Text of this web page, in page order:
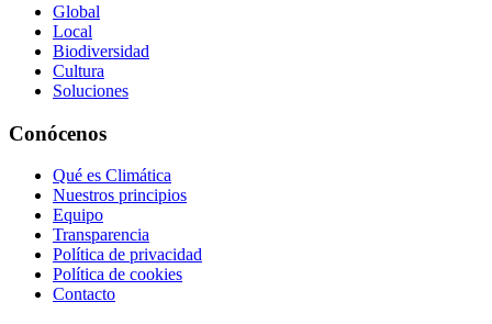
Global
Local
Biodiversidad
Cultura
Soluciones
Conócenos
Qué es Climática
Nuestros principios
Equipo
Transparencia
Política de privacidad
Política de cookies
Contacto